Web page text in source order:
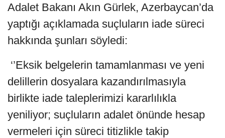
Adalet Bakanı Akın Gürlek, Azerbaycan’da
yaptığı açıklamada suçluların iade süreci
hakkında şunları söyledi:
‘’Eksik belgelerin tamamlanması ve yeni
delillerin dosyalara kazandırılmasıyla
birlikte iade taleplerimizi kararlılıkla
yeniliyor; suçluların adalet önünde hesap
vermeleri için süreci titizlikle takip